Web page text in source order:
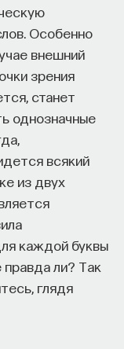
Особенно
внешний
зрения
станет
однозначные
всякий
из двух
каждой буквы
правда ли? Так
глядя